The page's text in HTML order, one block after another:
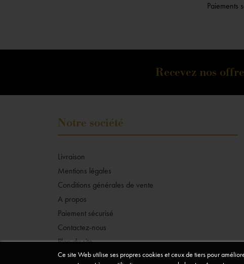
Paiements
Recevez nos
Notre société
Livraison
Mentions légales
Conditions générales de vente
A propos
Paiement sécurisé
Contactez-nous
Plan du site
Magasins
Ce site Web utilise ses propres cookies et ceux de tiers pour